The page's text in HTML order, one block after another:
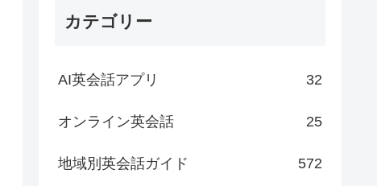
カテゴリー
AI英会話アプリ 32
オンライン英会話 25
地域別英会話ガイド 572